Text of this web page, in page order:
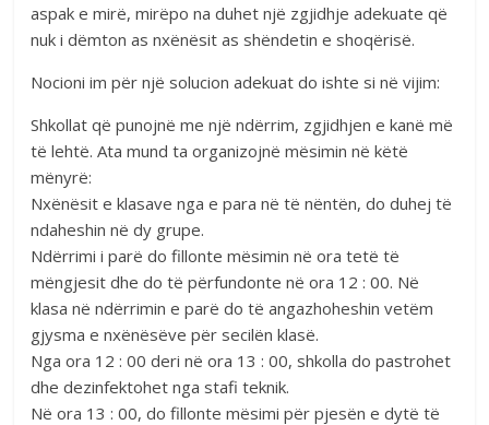
aspak e mirë, mirëpo na duhet një zgjidhje adekuate që
nuk i dëmton as nxënësit as shëndetin e shoqërisë.
Nocioni im për një solucion adekuat do ishte si në vijim:
Shkollat që punojnë me një ndërrim, zgjidhjen e kanë më
të lehtë. Ata mund ta organizojnë mësimin në këtë
mënyrë:
Nxënësit e klasave nga e para në të nëntën, do duhej të
ndaheshin në dy grupe.
Ndërrimi i parë do fillonte mësimin në ora tetë të
mëngjesit dhe do të përfundonte në ora 12 : 00. Në
klasa në ndërrimin e parë do të angazhoheshin vetëm
gjysma e nxënësëve për secilën klasë.
Nga ora 12 : 00 deri në ora 13 : 00, shkolla do pastrohet
dhe dezinfektohet nga stafi teknik.
Në ora 13 : 00, do fillonte mësimi për pjesën e dytë të